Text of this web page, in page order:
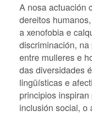
A nosa actuación
dereitos
a xenofobia e
discriminación,
entre mulleres e
das diversidades
lingüísticas e
principios
inclusión social, o